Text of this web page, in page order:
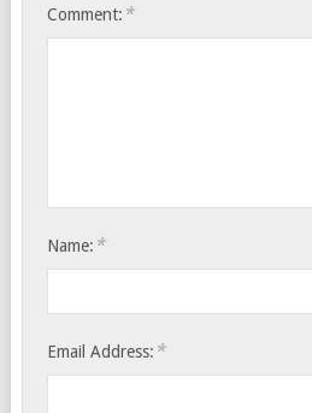
Comment: *
Name: *
Email Address: *